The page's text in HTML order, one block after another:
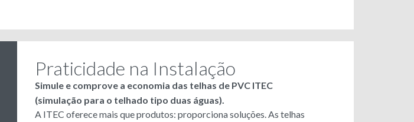
Praticidade na Instalação
Simule e comprove a economia das telhas de PVC ITEC
(simulação para o telhado tipo duas águas).
A ITEC oferece mais que produtos: proporciona soluções. As telhas